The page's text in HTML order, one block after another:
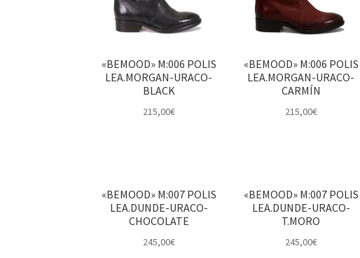
«BEMOOD» M:006 POLIS
LEA.MORGAN-URACO-
BLACK
215,00€
«BEMOOD» M:006 POLIS
LEA.MORGAN-URACO-
CARMÍN
215,00€
«BEMOOD» M:007 POLIS
LEA.DUNDE-URACO-
CHOCOLATE
245,00€
«BEMOOD» M:007 POLIS
LEA.DUNDE-URACO-
T.MORO
245,00€